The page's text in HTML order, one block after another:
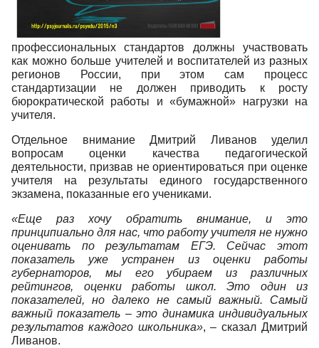
профессиональных стандартов должны участвовать
как можно больше учителей и воспитателей из разных
регионов России, при этом сам процесс
стандартизации не должен приводить к росту
бюрократической работы и «бумажной» нагрузки на
учителя.
Отдельное внимание Дмитрий Ливанов уделил
вопросам оценки качества педагогической
деятельности, призвав не ориентироваться при оценке
учителя на результаты единого государственного
экзамена, показанные его учениками.
«Еще раз хочу обратить внимание, и это
принципиально для нас, что работу учителя не нужно
оценивать по результатам ЕГЭ. Сейчас этот
показатель уже устранен из оценки работы
губернаторов, мы его убираем из различных
рейтингов, оценки работы школ. Это один из
показателей, но далеко не самый важный. Самый
важный показатель – это динамика индивидуальных
результатов каждого школьника», – сказал Дмитрий
Ливанов.